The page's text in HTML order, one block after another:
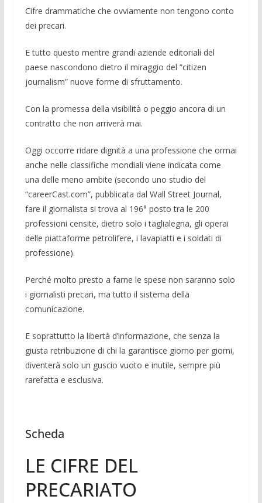
Cifre drammatiche che ovviamente non tengono conto
dei precari.
E tutto questo mentre grandi aziende editoriali del
paese nascondono dietro il miraggio del “citizen
journalism” nuove forme di sfruttamento.
Con la promessa della visibilità o peg­gio ancora di un
contratto che non arrive­rà mai.
Oggi occorre ridare dignità a una pro­fessione che ormai
anche nelle classifi­che mondiali viene indicata come
una delle meno ambite (secondo uno studio del
“careerCast.com”, pubblicata dal Wall Street Journal,
fare il giornalista si trova al 196° posto tra le 200
professioni censite, dietro solo i taglialegna, gli ope­rai
delle piattaforme petrolifere, i lava­piatti e i soldati di
professione).
Perché molto presto a farne le spese non saranno solo
i giornalisti precari, ma tutto il sistema della
comunicazione.
E soprattutto la libertà d’informazione, che senza la
giusta retribuzione di chi la garantisce giorno per giorni,
diventerà solo un guscio vuoto e inutile, sempre più
rarefatta e esclusiva.
Scheda
LE CIFRE DEL
PRECARIATO